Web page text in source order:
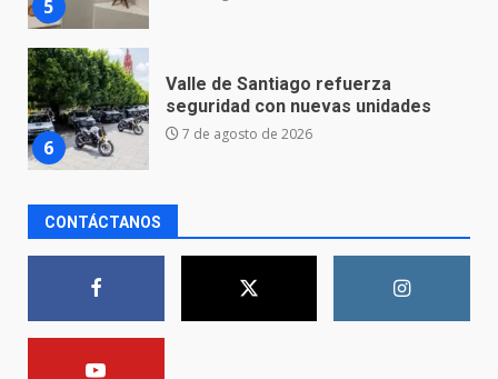
6
7
Los Pastores: tradición que
resiste al paso del tiempo
6 de agosto de 2026
8 de agosto de 2026
CONTÁCTANOS